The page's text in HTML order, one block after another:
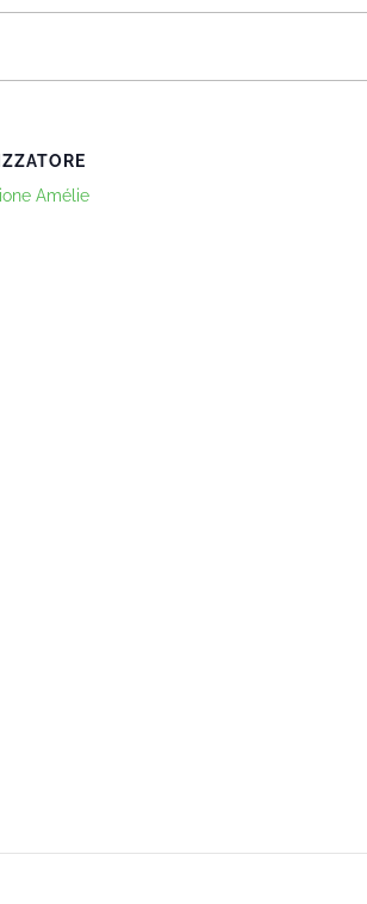
Amélie